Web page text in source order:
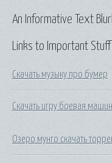
Links to Important Stuff
Скачать музыку про бумер
Скачать игру боевая
Озеро мунго скачать
An Informative Text